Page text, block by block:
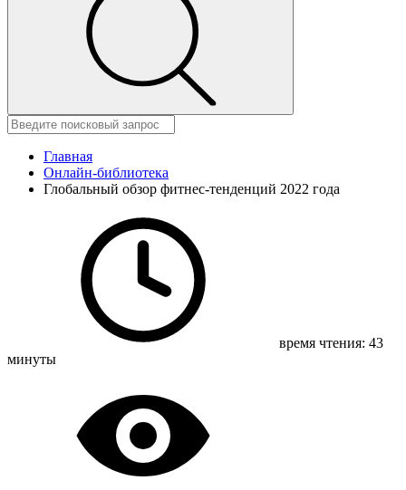
Главная
Онлайн-библиотека
Глобальный обзор фитнес-тенденций 2022 года
время чтения: 43
минуты